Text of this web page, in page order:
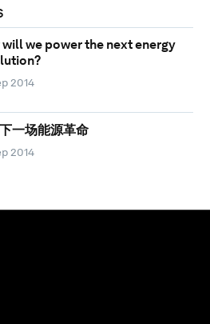
will we power the next energy
2014
一场能源革命
2014